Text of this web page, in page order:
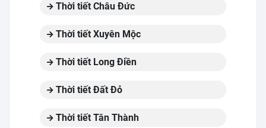
Thời tiết Châu Đức
Thời tiết Xuyên Mộc
Thời tiết Long Điền
Thời tiết Đất Đỏ
Thời tiết Tân Thành